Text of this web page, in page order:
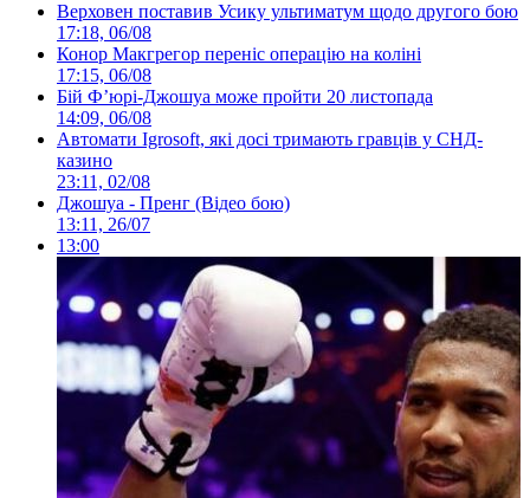
Верховен поставив Усику ультиматум щодо другого бою
17:18, 06/08
Конор Макгрегор переніс операцію на коліні
17:15, 06/08
Бій Ф’юрі-Джошуа може пройти 20 листопада
14:09, 06/08
Автомати Igrosoft, які досі тримають гравців у СНД-
казино
23:11, 02/08
Джошуа - Пренг (Відео бою)
13:11, 26/07
13:00